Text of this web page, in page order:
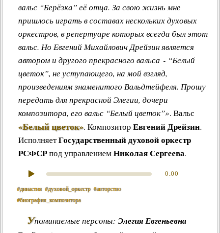
вальс “Берёзка” её отца. За свою жизнь мне
пришлось играть в составах нескольких духовых
оркестров, в репертуаре которых всегда был этот
вальс. Но Евгений Михайлович Дрейзин является
автором и другого прекрасного вальса - “Белый
цветок”, не уступающего, на мой взгляд,
произведениям знаменитого Вальдтейфеля. Прошу
передать для прекрасной Элегии, дочери
композитора, его вальс “Белый цветок”». Вальс
«Белый цветок». Композитор Евгений Дрейзин.
ИсполняетГосударственный духовой оркестр
РСФСРпод управлениемНиколая Сергеева.
0:00
#династия #духовой_оркестр #авторство
#биография_композитора
Упоминаемые персоны: Элегия Евгеньевна